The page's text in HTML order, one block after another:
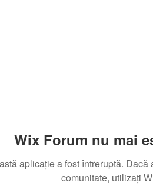
Wix Forum nu mai
aplicație a fost întreruptă.
comunitate, utilizați